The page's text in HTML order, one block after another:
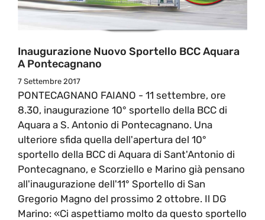
Inaugurazione Nuovo Sportello BCC Aquara
A Pontecagnano
7 Settembre 2017
PONTECAGNANO FAIANO - 11 settembre, ore
8.30, inaugurazione 10° sportello della BCC di
Aquara a S. Antonio di Pontecagnano. Una
ulteriore sfida quella dell'apertura del 10°
sportello della BCC di Aquara di Sant'Antonio di
Pontecagnano, e Scorziello e Marino già pensano
all'inaugurazione dell'11° Sportello di San
Gregorio Magno del prossimo 2 ottobre. Il DG
Marino: «Ci aspettiamo molto da questo sportello